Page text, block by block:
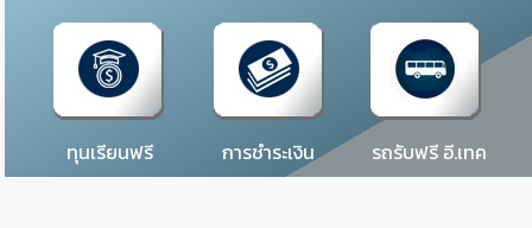
ทุนเรียนฟรี การชำระเงิน รถรับฟรี อี.เทค